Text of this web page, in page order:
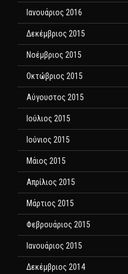
Ιανουάριος 2016
Δεκέμβριος 2015
Νοέμβριος 2015
Οκτώβριος 2015
Αύγουστος 2015
Ιούλιος 2015
Ιούνιος 2015
Μάιος 2015
Απρίλιος 2015
Μάρτιος 2015
Φεβρουάριος 2015
Ιανουάριος 2015
Δεκέμβριος 2014